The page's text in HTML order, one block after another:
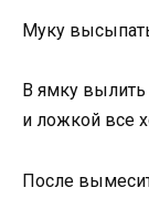
Муку
В ямку вылить
и ложкой все
После